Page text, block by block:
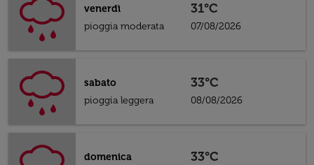
venerdì
pioggia moderata
31°C
07/08/2026
sabato
pioggia leggera
33°C
08/08/2026
domenica
33°C